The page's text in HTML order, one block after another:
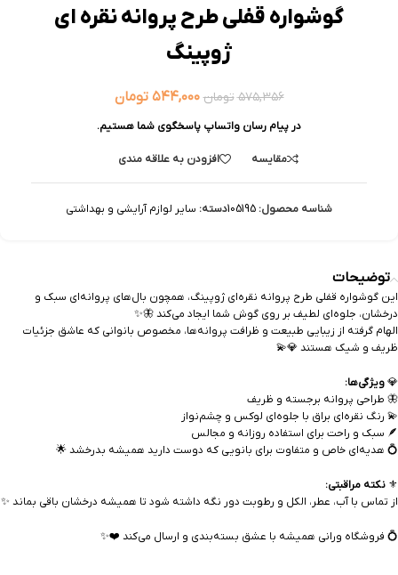
گوشواره قفلی طرح پروانه نقره ای
ژوپینگ
۵۷۵,۳۵۶ تومان ۵۴۴,۰۰۰ تومان
در پیام رسان واتساپ پاسخگوی شما هستیم.
مقایسه افزودن به علاقه مندی
شناسه محصول: 105195دسته: سایر لوازم آرایشی و بهداشتی
توضیحات
این گوشواره قفلی طرح پروانه نقره‌ای ژوپینگ، همچون بال‌های پروانه‌ای سبک و
درخشان، جلوه‌ای لطیف بر روی گوش شما ایجاد می‌کند 🦋✨
الهام گرفته از زیبایی طبیعت و ظرافت پروانه‌ها، مخصوص بانوانی که عاشق جزئیات
ظریف و شیک هستند 💎💫
💎ویژگی‌ها:
🦋 طراحی پروانه برجسته و ظریف
💫 رنگ نقره‌ای براق با جلوه‌ای لوکس و چشم‌نواز
🪶 سبک و راحت برای استفاده روزانه و مجالس
💍 هدیه‌ای خاص و متفاوت برای بانویی که دوست دارید همیشه بدرخشد 🌟
⚜️ نکته مراقبتی:
از تماس با آب، عطر، الکل و رطوبت دور نگه داشته شود تا همیشه درخشان باقی بماند ✨
💍 فروشگاه ورانی همیشه با عشق بسته‌بندی و ارسال می‌کند ❤️✨